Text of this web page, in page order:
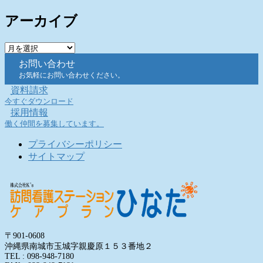
アーカイブ
ア
イ
ブ
お問い合わせ
お気軽にお問い合わせください。
資料請求
今すぐダウンロード
採用情報
働く仲間を募集しています。
プライバシーポリシー
サイトマップ
〒901-0608
沖縄県南城市玉城字親慶原１５３番地２
TEL : 098-948-7180